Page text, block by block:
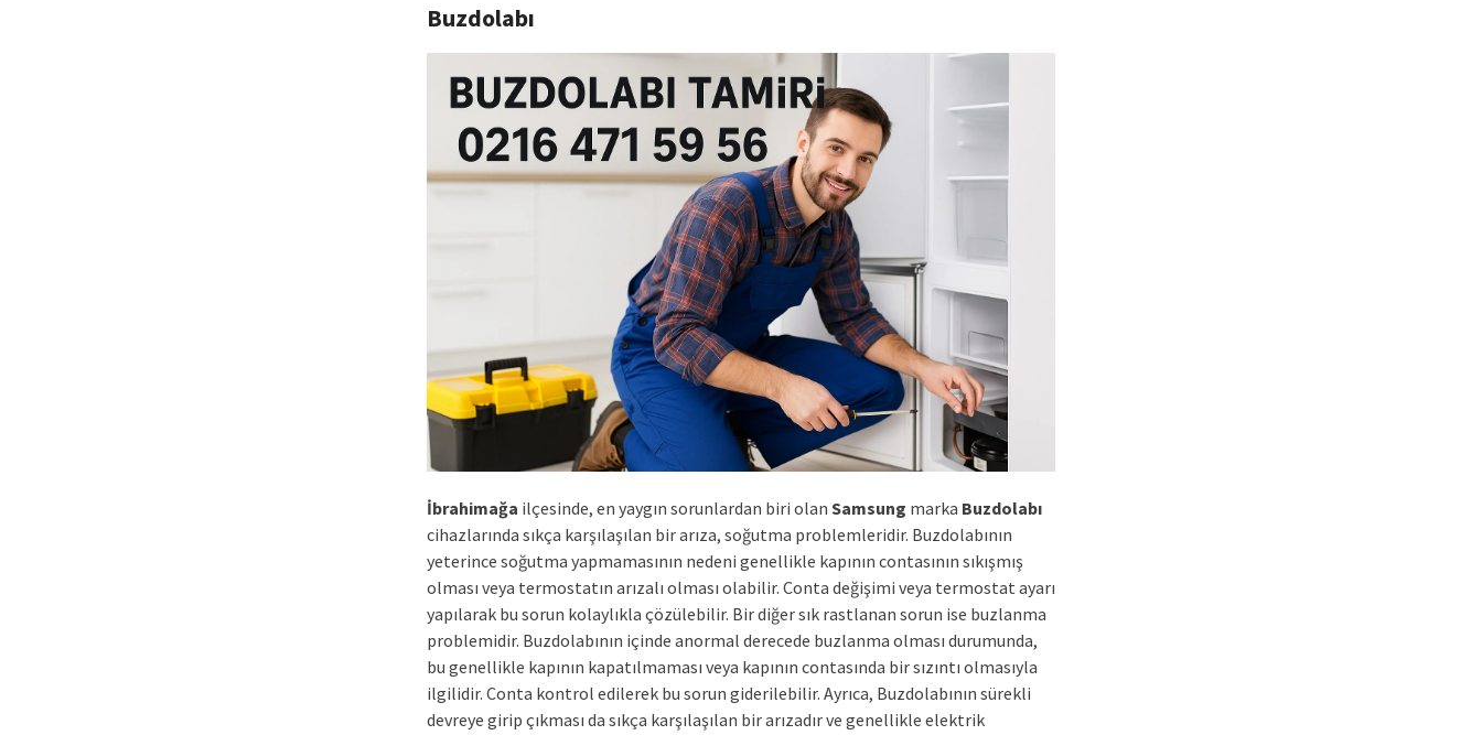
Buzdolabı
İbrahimağa ilçesinde, en yaygın sorunlardan biri olan Samsung marka Buzdolabı
cihazlarında sıkça karşılaşılan bir arıza, soğutma problemleridir. Buzdolabının
yeterince soğutma yapmamasının nedeni genellikle kapının contasının sıkışmış
olması veya termostatın arızalı olması olabilir. Conta değişimi veya termostat ayarı
yapılarak bu sorun kolaylıkla çözülebilir. Bir diğer sık rastlanan sorun ise buzlanma
problemidir. Buzdolabının içinde anormal derecede buzlanma olması durumunda,
bu genellikle kapının kapatılmaması veya kapının contasında bir sızıntı olmasıyla
ilgilidir. Conta kontrol edilerek bu sorun giderilebilir. Ayrıca, Buzdolabının sürekli
devreye girip çıkması da sıkça karşılaşılan bir arızadır ve genellikle elektrik